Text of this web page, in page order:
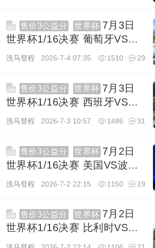
售价3公益分 世界杯 7月3日
世界杯1/16决赛 葡萄牙VS克
罗地亚 1080P 英语 BBC HD
洗马登程 2026-7-4 07:35 29
1510
售价3公益分 世界杯 7月3日
世界杯1/16决赛 西班牙VS奥
地利 1080P 英语 BBC HD
洗马登程 2026-7-3 10:57 31
1486
售价3公益分 世界杯 7月2日
世界杯1/16决赛 美国VS波黑
1080P 英语 BBC HD 8G TS
洗马登程 2026-7-2 22:15 19
1150
售价3公益分 世界杯 7月2日
世界杯1/16决赛 比利时VS塞
内加尔 1080P 英语 ITV HD